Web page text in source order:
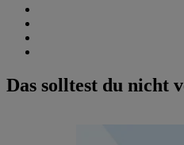
Das solltest du nicht